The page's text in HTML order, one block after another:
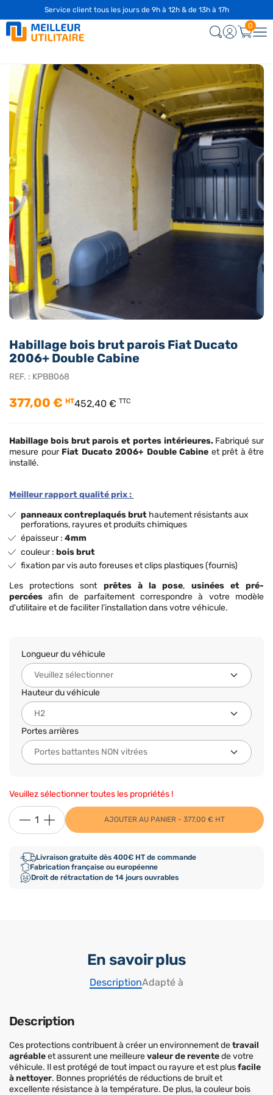
Habillage bois brut parois Fiat Ducato
2006+ Double Cabine
REF. : KPBB068
377,00 € HT452,40 € TTC
Habillage bois brutparois et portes intérieures. Fabriqué sur
mesure pour Fiat Ducato 2006+ Double Cabine et prêt à être
installé.
Meilleur rapport qualité prix :
panneaux contreplaqués brut hautement résistants aux
perforations, rayures et produits chimiques
épaisseur :4mm
couleur :bois brut
fixation par vis auto foreuses et clips plastiques (fournis)
Les protections sont prêtes à la pose, usinées et pré-
percées afin de parfaitement correspondre à votre modèle
d'utilitaire et de faciliter l’installation dans votre véhicule.
Longueur du véhicule
Hauteur du véhicule
Portes arrières
Veuillez sélectionner toutes les propriétés !
AJOUTER AU PANIER - 377,00 € HT
Livraison gratuite dès 400€ HT de commande
Fabrication française ou européenne
Droit de rétractation de 14 jours ouvrables
En savoir plus
DescriptionAdapté à
Description
Ces protections contribuent à créer un environnement detravail
agréableet assurent une meilleurevaleur de reventede votre
véhicule. Il est protégé de tout impact ou rayure et est plusfacile
à nettoyer. Bonnes propriétés de réductions de bruit et
excellente résistance à la température. De plus, la couleur bois
Service client tous les jours de 9h à 12h & de 13h à 17h
☎️04 28 29 75 94
0